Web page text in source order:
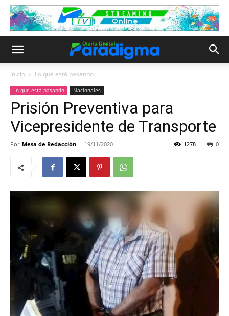
Inicio Lo que está pasando
Lo que está pasando Nacionales
Prisión Preventiva para
Vicepresidente de Transporte
Por Mesa de Redacciòn - 19/11/2020 0
1278